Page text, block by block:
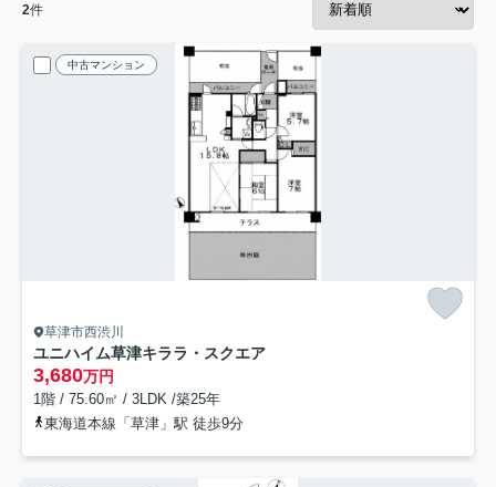
2件
中古マンション
草津市西渋川
ユニハイム草津キララ・スクエア
3,680万円
1階 / 75.60㎡ / 3LDK /築25年
東海道本線「草津」駅 徒歩9分